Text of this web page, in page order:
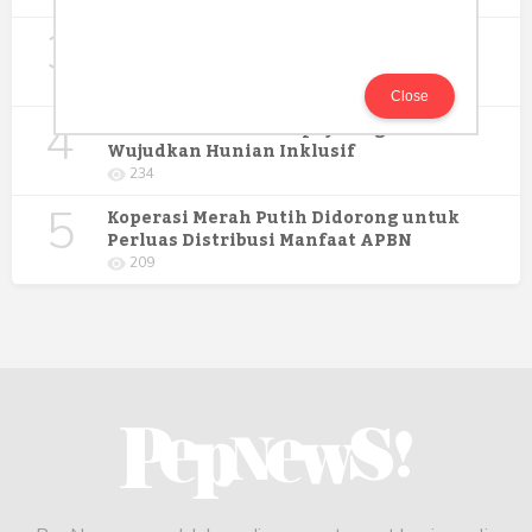
3
4 Rumah Subsidi dan Upaya Negara
Wujudkan Hunian Inklusif
234
5 Koperasi Merah Putih Didorong untuk
Perluas Distribusi Manfaat APBN
209
Close